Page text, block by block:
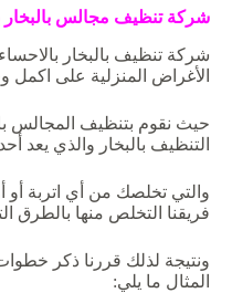
شركة تنظيف مجالس بالبخار
شركة تنظيف بالبخار
الأغراض المنزلية على اكمل
حيث نقوم بتنظيف المجالس
التنظيف بالبخار والذي يعد
والتي تخلصك من أي اتربة
فريقنا التخلص منها بالطرق
ونتيجة لذلك قررنا ذكر
المثال ما يلي: